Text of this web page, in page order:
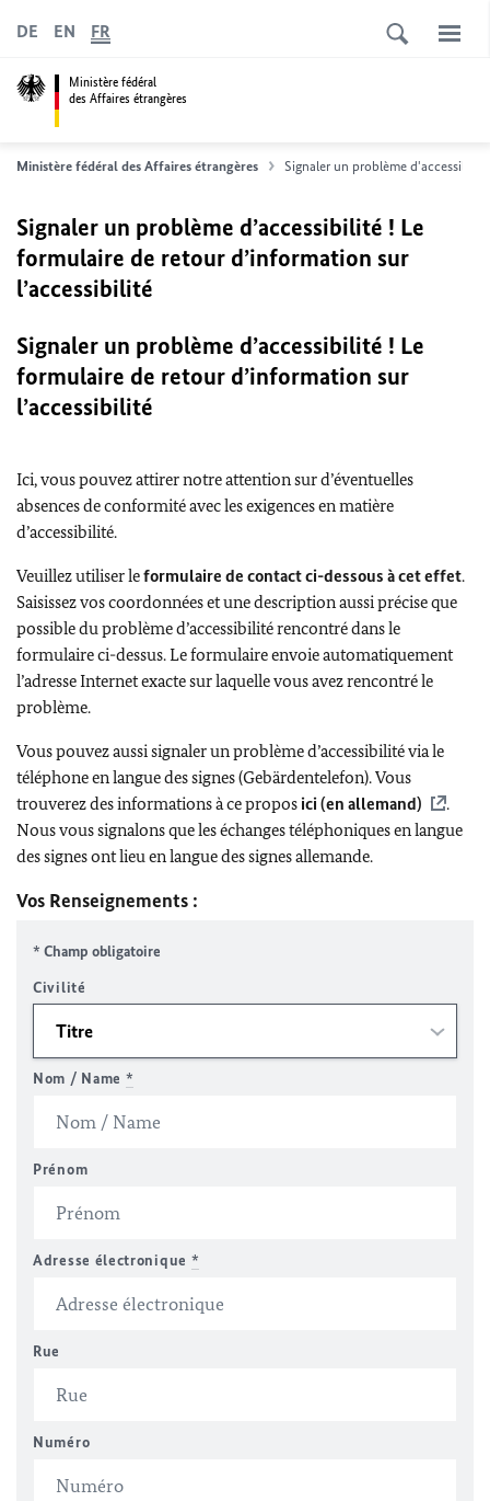
Ministère fédéral
des Affaires étrangères
DE EN FR
Ministère fédéral des Affaires étrangères Signaler un problème d'accessibilité
Signaler un problème d’accessibilité ! Le
formulaire de retour d’information sur
l’accessibilité
Signaler un problème d’accessibilité ! Le
formulaire de retour d’information sur
l’accessibilité
Ici, vous pouvez attirer notre attention sur d’éventuelles
absences de conformité avec les exigences en matière
d’accessibilité.
Veuillez utiliser leformulaire de contact ci-dessous à cet effet.
Saisissez vos coordonnées et une description aussi précise que
possible du problème d’accessibilité rencontré dans le
formulaire ci-dessus. Le formulaire envoie automatiquement
l’adresse Internet exacte sur laquelle vous avez rencontré le
problème.
Vous pouvez aussi signaler un problème d’accessibilité via le
téléphone en langue des signes (Gebärdentelefon). Vous
trouverez des informations à ce propos ici (en allemand)
.
Nous vous signalons que les échanges téléphoniques en langue
des signes ont lieu en langue des signes allemande.
Vos Renseignements :
* Champ obligatoire
Civilité
Nom / Name *
Prénom
Adresse électronique *
Rue
Numéro